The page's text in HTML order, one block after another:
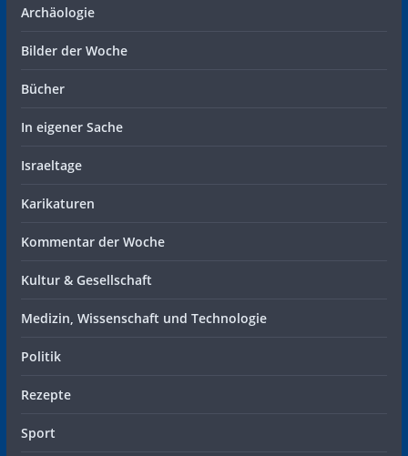
Archäologie
Bilder der Woche
Bücher
In eigener Sache
Israeltage
Karikaturen
Kommentar der Woche
Kultur & Gesellschaft
Medizin, Wissenschaft und Technologie
Politik
Rezepte
Sport